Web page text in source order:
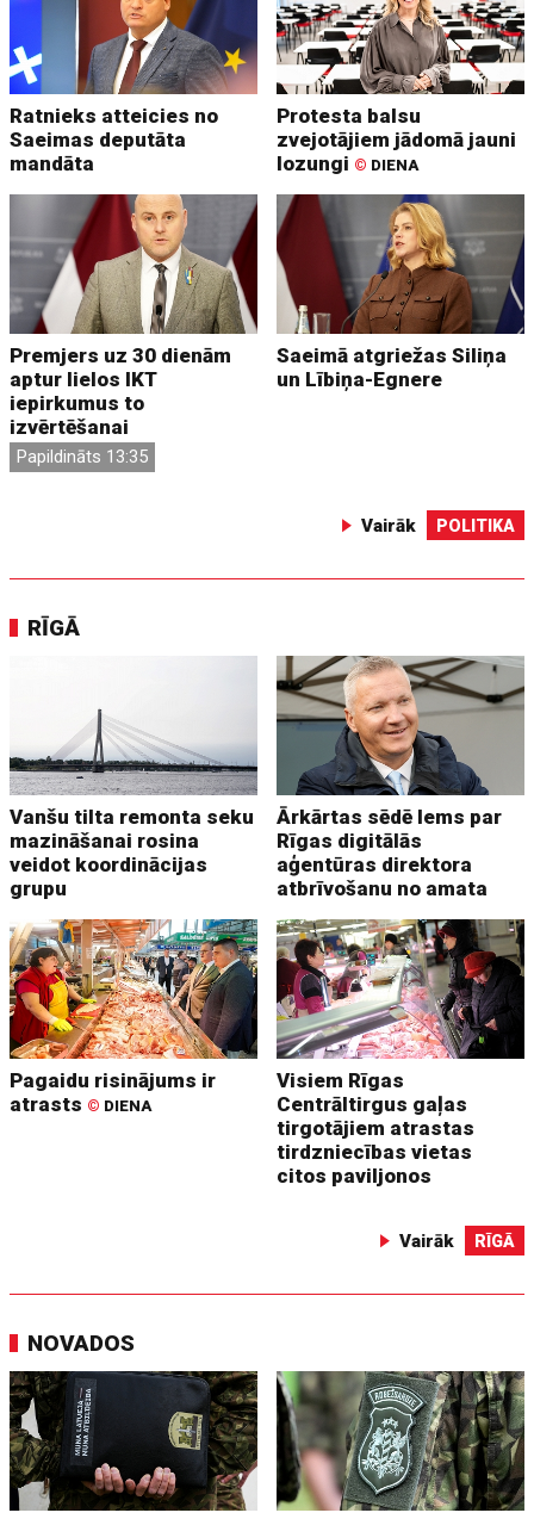
Ratnieks atteicies no
Saeimas deputāta
mandāta
Protesta balsu
zvejotājiem jādomā jauni
lozungi © DIENA
Premjers uz 30 dienām
aptur lielos IKT
iepirkumus to
izvērtēšanai
Papildināts 13:35
Saeimā atgriežas Siliņa
un Lībiņa-Egnere
Vairāk POLITIKA
RĪGĀ
Vanšu tilta remonta seku
mazināšanai rosina
veidot koordinācijas
grupu
Ārkārtas sēdē lems par
Rīgas digitālās
aģentūras direktora
atbrīvošanu no amata
Pagaidu risinājums ir
atrasts © DIENA
Visiem Rīgas
Centrāltirgus gaļas
tirgotājiem atrastas
tirdzniecības vietas
citos paviljonos
Vairāk RĪGĀ
NOVADOS